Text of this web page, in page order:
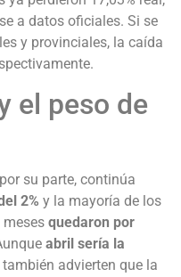
a datos oficiales. Si se
y provinciales, la caída
el peso de
su parte, continúa
2% y la mayoría de los
quedaron por
abril sería la
advierten que la